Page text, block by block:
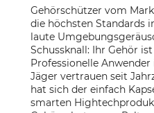
Gehörschützer vom
die höchsten Standards
laute
Schussknall: Ihr Gehör
Professionelle
Jäger vertrauen seit
hat sich der einfach
smarten